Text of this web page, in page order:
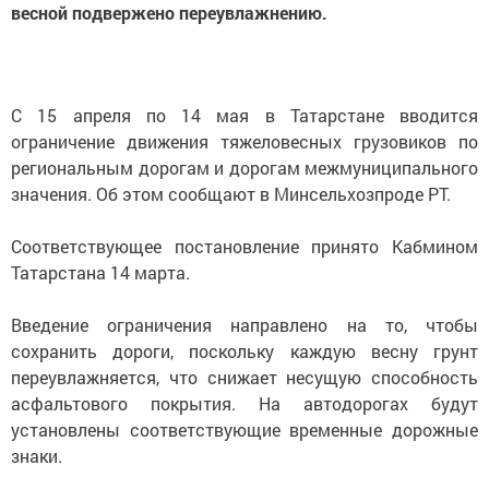
весной подвержено переувлажнению.
С 15 апреля по 14 мая в Татарстане вводится
ограничение движения тяжеловесных грузовиков по
региональным дорогам и дорогам межмуниципального
значения. Об этом сообщают в Минсельхозпроде РТ.
Соответствующее постановление принято Кабмином
Татарстана 14 марта.
Введение ограничения направлено на то, чтобы
сохранить дороги, поскольку каждую весну грунт
переувлажняется, что снижает несущую способность
асфальтового покрытия. На автодорогах будут
установлены соответствующие временные дорожные
знаки.